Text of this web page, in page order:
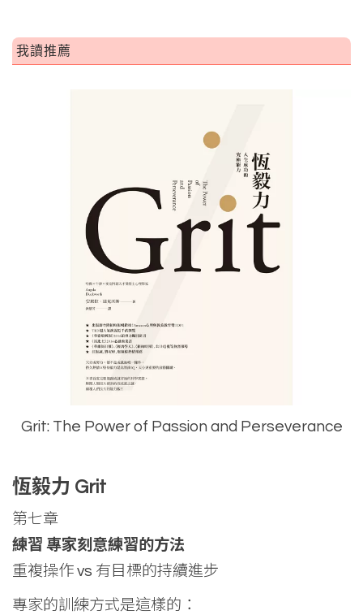
我讀推薦
Grit: The Power of Passion and Perseverance
恆毅力 Grit
第七章
練習 專家刻意練習的方法
重複操作 vs 有目標的持續進步
專家的訓練方式是這樣的：